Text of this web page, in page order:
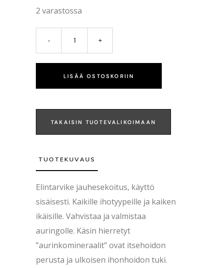
2 varastossa
LISÄÄ OSTOSKORIIN
TAKAISIN TUOTEVALIKOIMAAN
TUOTEKUVAUS
Elintarvike jauhesekoitus, käyttö
sisäisesti. Kaikille ihotyypeille ja kaiken
ikäisille. Vahvistaa ja valmistaa
auringolle. Käsin hierretyt
”aurinkomineraalit” ovat itsehoidon
perusta ja ulkoisen ihonhoidon tuki.